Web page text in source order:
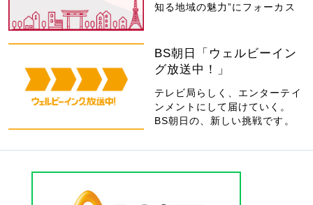
知る地域の魅力”にフォーカス
BS朝日「ウェルビーイン
グ放送中！」
テレビ局らしく、エンターテイ
ンメントにして届けていく。
BS朝日の、新しい挑戦です。